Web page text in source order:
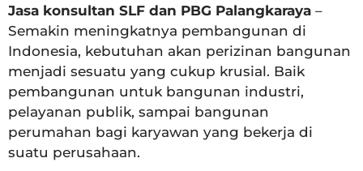
Jasa konsultan SLF dan PBG Palangkaraya –
Semakin meningkatnya pembangunan di
Indonesia, kebutuhan akan perizinan bangunan
menjadi sesuatu yang cukup krusial. Baik
pembangunan untuk bangunan industri,
pelayanan publik, sampai bangunan
perumahan bagi karyawan yang bekerja di
suatu perusahaan.